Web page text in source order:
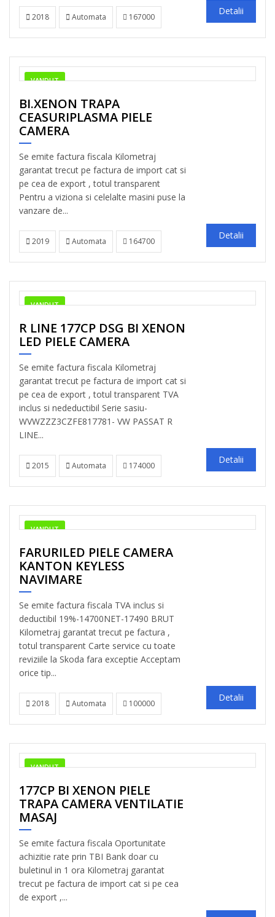
Detalii
2018 Automata 167000
VANDUT
BI.XENON TRAPA
CEASURIPLASMA PIELE
CAMERA
Se emite factura fiscala Kilometraj
garantat trecut pe factura de import cat si
pe cea de export , totul transparent
Pentru a viziona si celelalte masini puse la
vanzare de...
Detalii
2019 Automata 164700
VANDUT
R LINE 177CP DSG BI XENON
LED PIELE CAMERA
Se emite factura fiscala Kilometraj
garantat trecut pe factura de import cat si
pe cea de export , totul transparent TVA
inclus si nedeductibil Serie sasiu-
WVWZZZ3CZFE817781- VW PASSAT R
LINE...
Detalii
2015 Automata 174000
VANDUT
FARURILED PIELE CAMERA
KANTON KEYLESS
NAVIMARE
Se emite factura fiscala TVA inclus si
deductibil 19%-14700NET-17490 BRUT
Kilometraj garantat trecut pe factura ,
totul transparent Carte service cu toate
reviziile la Skoda fara exceptie Acceptam
orice tip...
Detalii
2018 Automata 100000
VANDUT
177CP BI XENON PIELE
TRAPA CAMERA VENTILATIE
MASAJ
Se emite factura fiscala Oportunitate
achizitie rate prin TBI Bank doar cu
buletinul in 1 ora Kilometraj garantat
trecut pe factura de import cat si pe cea
de export ,...